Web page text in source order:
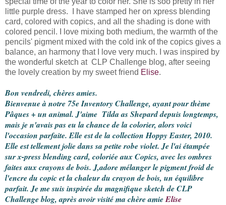
little purple dress. I have stamped her on xpress blending
card, colored with copics, and all the shading is done with
colored pencil. I love mixing both medium, the warmth of the
pencils' pigment mixed with the cold ink of the copics gives a
balance, an harmony that I love very much. I was inspired by
the wonderful sketch at CLP Challenge blog, after seeing
the lovely creation by my sweet friend Elise.
Bon vendredi, chères amies.
Bienvenue à notre 75e Inventory Challenge, ayant pour thème
Pâques + un animal. J'aime Tilda as Shepard depuis longtemps,
mais je n'avais pas eu la chance de la colorier, alors voici
l'occasion parfaite. Elle est de la collection Hoppy Easter, 2010.
Elle est tellement jolie dans sa petite robe violet. Je l'ai étampée
sur x-press blending card, coloriée aux Copics, avec les ombres
faites aux crayons de bois. J,adore mélanger le pigment froid de
l'encre du copic et la chaleur du crayon de bois, un équilibre
parfait. Je me suis inspirée du magnifique sketch de CLP
Challenge blog, après avoir visité ma chère amieElise